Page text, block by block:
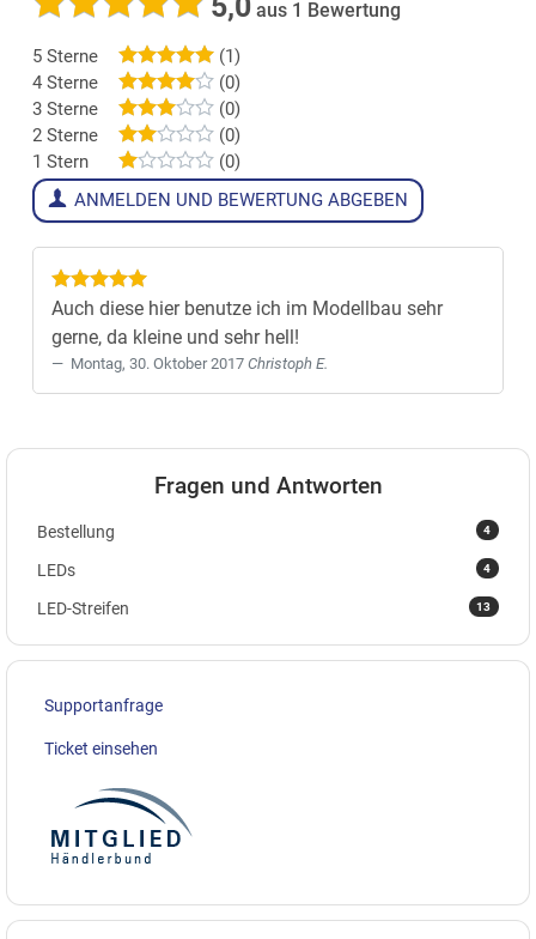
5,0aus 1 Bewertung
5 Sterne
(1)
4 Sterne
(0)
3 Sterne
(0)
2 Sterne
(0)
1 Stern
(0)
ANMELDEN UND BEWERTUNG ABGEBEN
Auch diese hier benutze ich im Modellbau sehr
gerne, da kleine und sehr hell!
Montag, 30. Oktober 2017 Christoph E.
Fragen und Antworten
4
Bestellung
4
LEDs
13
LED-Streifen
Supportanfrage
Ticket einsehen